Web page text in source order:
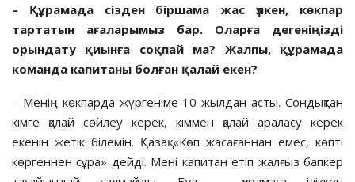
– Құрамада сізден біршама жас үлкен, көкпар
тартатын ағаларымыз бар. Оларға дегеніңізді
орындату қиын­ға соқпай ма? Жалпы, құрамада
команда капитаны болған қалай екен?
– Менің көкпарда жүргеніме 10 жылдан асты. Сондықтан
кімге қалай сөйлеу керек, кіммен қалай араласу керек
екенін жетік білемін. Қазақ «Көп жасағаннан емес, көпті
көр­геннен сұра» дейді. Мені капитан етіп жал­ғыз бапкер